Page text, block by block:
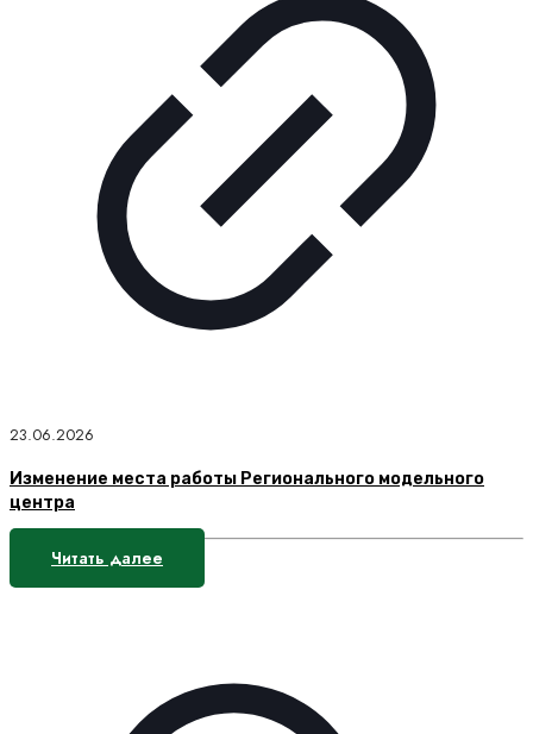
23.06.2026
Изменение места работы Регионального модельного
центра
Читать далее